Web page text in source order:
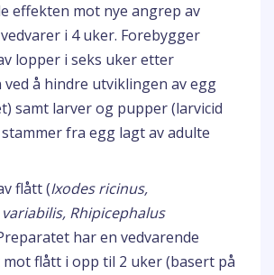
effekten mot nye angrep av
i 4 uker. Forebygger
lopper i seks uker etter
å hindre utviklingen av egg
samt larver og pupper (larvicid
fra egg lagt av adulte
flått (Ixodes ricinus,
Rhipicephalus
har en vedvarende
mot flått i opp til 2 uker (basert på